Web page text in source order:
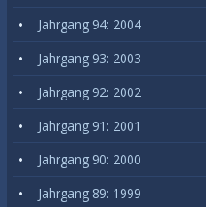
Jahrgang 94: 2004
Jahrgang 93: 2003
Jahrgang 92: 2002
Jahrgang 91: 2001
Jahrgang 90: 2000
Jahrgang 89: 1999